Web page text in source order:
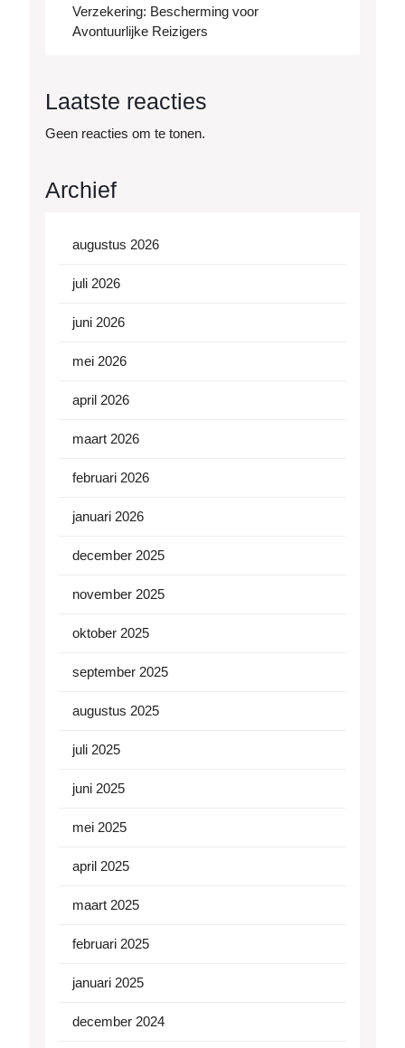
Verzekering: Bescherming voor
Avontuurlijke Reizigers
Laatste reacties
Geen reacties om te tonen.
Archief
augustus 2026
juli 2026
juni 2026
mei 2026
april 2026
maart 2026
februari 2026
januari 2026
december 2025
november 2025
oktober 2025
september 2025
augustus 2025
juli 2025
juni 2025
mei 2025
april 2025
maart 2025
februari 2025
januari 2025
december 2024